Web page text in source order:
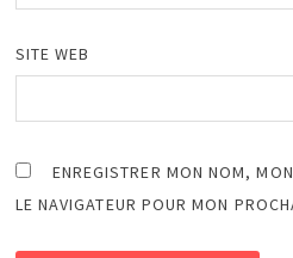
SITE WEB
ENREGISTRER MON NOM,
LE NAVIGATEUR POUR MON